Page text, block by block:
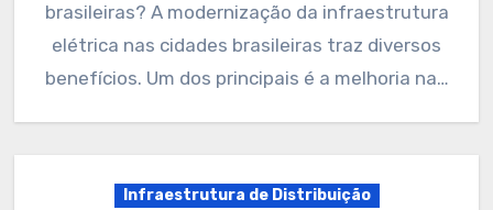
brasileiras? A modernização da infraestrutura
elétrica nas cidades brasileiras traz diversos
benefícios. Um dos principais é a melhoria na…
Infraestrutura de Distribuição